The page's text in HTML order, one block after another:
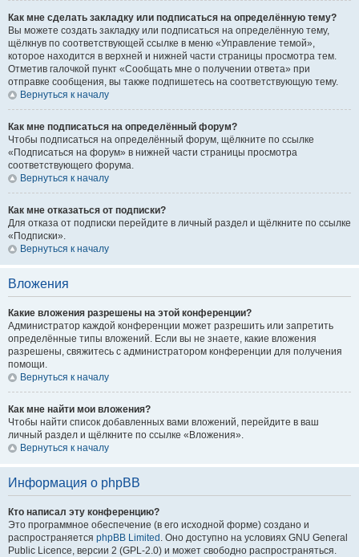
Как мне сделать закладку или подписаться на определённую тему?
Вы можете создать закладку или подписаться на определённую тему,
щёлкнув по соответствующей ссылке в меню «Управление темой»,
которое находится в верхней и нижней части страницы просмотра тем.
Отметив галочкой пункт «Сообщать мне о получении ответа» при
отправке сообщения, вы также подпишетесь на соответствующую тему.
Вернуться к началу
Как мне подписаться на определённый форум?
Чтобы подписаться на определённый форум, щёлкните по ссылке
«Подписаться на форум» в нижней части страницы просмотра
соответствующего форума.
Вернуться к началу
Как мне отказаться от подписки?
Для отказа от подписки перейдите в личный раздел и щёлкните по ссылке
«Подписки».
Вернуться к началу
Вложения
Какие вложения разрешены на этой конференции?
Администратор каждой конференции может разрешить или запретить
определённые типы вложений. Если вы не знаете, какие вложения
разрешены, свяжитесь с администратором конференции для получения
помощи.
Вернуться к началу
Как мне найти мои вложения?
Чтобы найти список добавленных вами вложений, перейдите в ваш
личный раздел и щёлкните по ссылке «Вложения».
Вернуться к началу
Информация о phpBB
Кто написал эту конференцию?
Это программное обеспечение (в его исходной форме) создано и
распространяется phpBB Limited . Оно доступно на условиях GNU General
Public Licence, версии 2 (GPL-2.0) и может свободно распространяться.